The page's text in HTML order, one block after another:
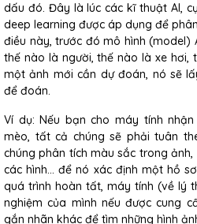
dấu đó. Đây là lúc các kĩ thuật AI,
deep learning được áp dụng để
điều này, trước đó mô hình (model)
thế nào là người, thế nào là xe hơi,
một ảnh mới cần dự đoán, nó sẽ
để đoán.
Ví dụ: Nếu bạn cho máy tính
mèo, tất cả chúng sẽ phải tuân
chúng phân tích màu sắc trong
các hình… để nó xác định một hồ
quá trình hoàn tất, máy tính (về lý
nghiệm của mình nếu được cung
gắn nhãn khác để tìm những hình